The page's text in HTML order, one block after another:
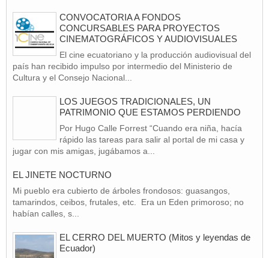
CONVOCATORIA A FONDOS
CONCURSABLES PARA PROYECTOS
CINEMATOGRÁFICOS Y AUDIOVISUALES
El cine ecuatoriano y la producción audiovisual del
país han recibido impulso por intermedio del Ministerio de
Cultura y el Consejo Nacional...
LOS JUEGOS TRADICIONALES, UN
PATRIMONIO QUE ESTAMOS PERDIENDO
Por Hugo Calle Forrest “Cuando era niña, hacía
rápido las tareas para salir al portal de mi casa y
jugar con mis amigas, jugábamos a...
EL JINETE NOCTURNO
Mi pueblo era cubierto de árboles frondosos: guasangos,
tamarindos, ceibos, frutales, etc. Era un Eden primoroso; no
habían calles, s...
EL CERRO DEL MUERTO (Mitos y leyendas de
Ecuador)